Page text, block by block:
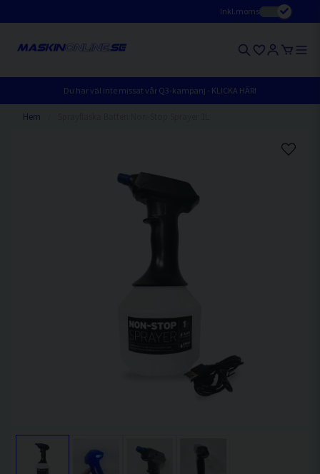
Inkl.moms
Du har väl inte missat vår Q3-kampanj - KLICKA HÄR!
Hem